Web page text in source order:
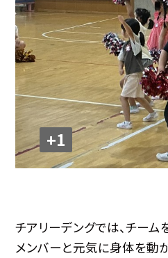
+1
チアリーデングでは、チーム
メンバーと元気に身体を動か